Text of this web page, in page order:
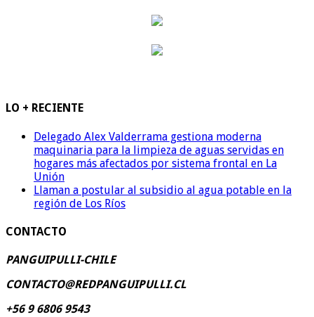
LO + RECIENTE
Delegado Alex Valderrama gestiona moderna
maquinaria para la limpieza de aguas servidas en
hogares más afectados por sistema frontal en La
Unión
Llaman a postular al subsidio al agua potable en la
región de Los Ríos
CONTACTO
PANGUIPULLI-CHILE
CONTACTO@REDPANGUIPULLI.CL
+56 9 6806 9543